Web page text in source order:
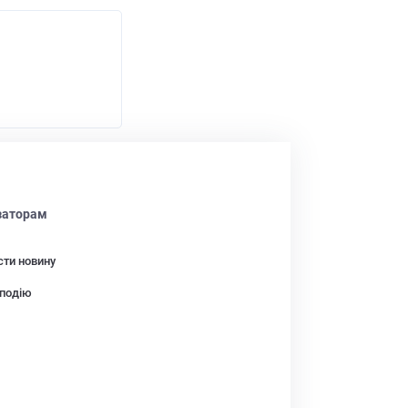
новину